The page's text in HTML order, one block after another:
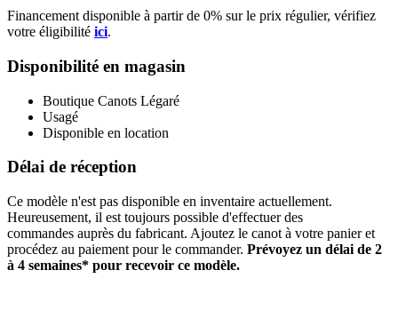
Financement disponible à partir de 0% sur le prix régulier, vérifiez
votre éligibilité ici.
Disponibilité en magasin
Boutique Canots Légaré
Usagé
Disponible en location
Délai de réception
Ce modèle n'est pas disponible en inventaire actuellement.
Heureusement, il est toujours possible d'effectuer des
commandes auprès du fabricant. Ajoutez le canot à votre panier et
procédez au paiement pour le commander. Prévoyez un délai de 2
à 4 semaines* pour recevoir ce modèle.